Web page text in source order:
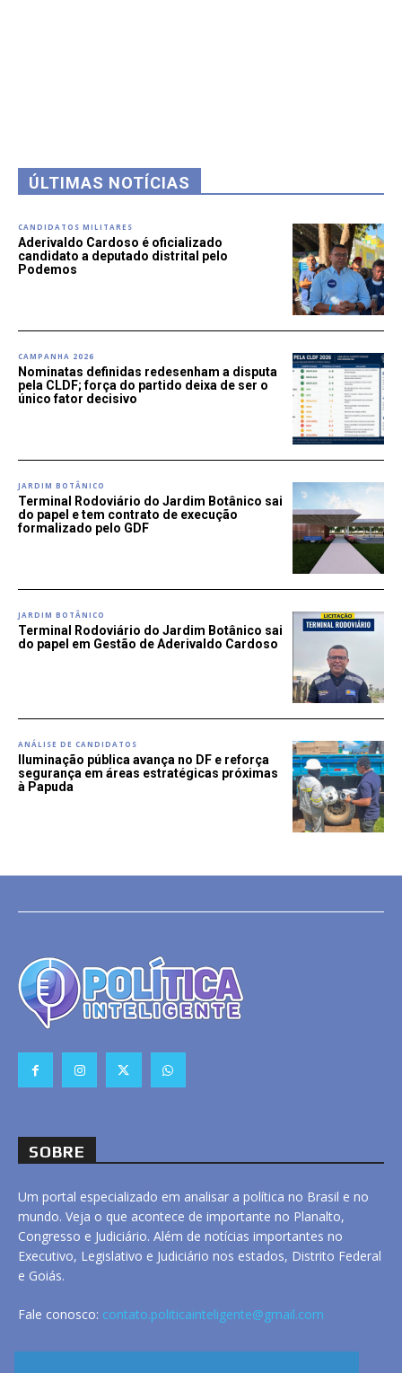
ÚLTIMAS NOTÍCIAS
CANDIDATOS MILITARES
Aderivaldo Cardoso é oficializado
candidato a deputado distrital pelo
Podemos
CAMPANHA 2026
Nominatas definidas redesenham a disputa
pela CLDF; força do partido deixa de ser o
único fator decisivo
JARDIM BOTÂNICO
Terminal Rodoviário do Jardim Botânico sai
do papel e tem contrato de execução
formalizado pelo GDF
JARDIM BOTÂNICO
Terminal Rodoviário do Jardim Botânico sai
do papel em Gestão de Aderivaldo Cardoso
ANÁLISE DE CANDIDATOS
Iluminação pública avança no DF e reforça
segurança em áreas estratégicas próximas
à Papuda
SOBRE
Um portal especializado em analisar a política no Brasil e no
mundo. Veja o que acontece de importante no Planalto,
Congresso e Judiciário. Além de notícias importantes no
Executivo, Legislativo e Judiciário nos estados, Distrito Federal
e Goiás.
Fale conosco: contato.politicainteligente@gmail.com